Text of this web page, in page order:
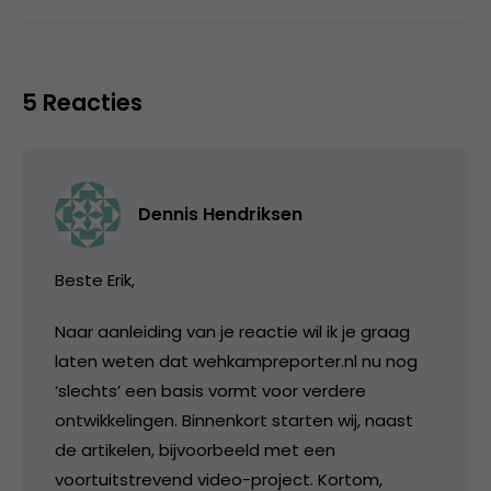
5 Reacties
Dennis Hendriksen
Beste Erik,
Naar aanleiding van je reactie wil ik je graag
laten weten dat wehkampreporter.nl nu nog
‘slechts’ een basis vormt voor verdere
ontwikkelingen. Binnenkort starten wij, naast
de artikelen, bijvoorbeeld met een
voortuitstrevend video-project. Kortom,